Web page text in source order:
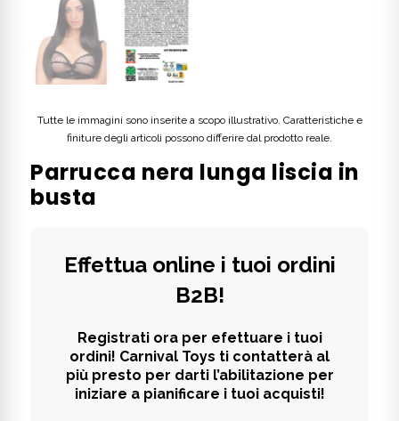
Tutte le immagini sono inserite a scopo illustrativo. Caratteristiche e
finiture degli articoli possono differire dal prodotto reale.
Parrucca nera lunga liscia in
busta
Effettua online i tuoi ordini
B2B!
Registrati ora per efettuare i tuoi
ordini! Carnival Toys ti contatterà al
più presto per darti l’abilitazione per
iniziare a pianificare i tuoi acquisti!